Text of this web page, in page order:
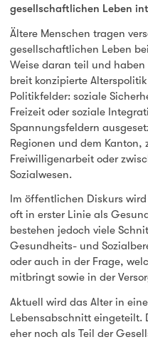
gesellschaftlichen Leben
Ältere Menschen tragen
gesellschaftlichen Leben
Weise daran teil und
breit konzipierte
Politikfelder: soziale
Freizeit oder soziale
Spannungsfeldern
Regionen und dem
Freiwilligenarbeit oder
Sozialwesen.
Im öffentlichen Diskurs
oft in erster Linie als
bestehen jedoch viele
Gesundheits- und
oder auch in der Frage,
mitbringt sowie in der
Aktuell wird das Alter in
Lebensabschnitt eingeteilt.
eher noch als Teil der